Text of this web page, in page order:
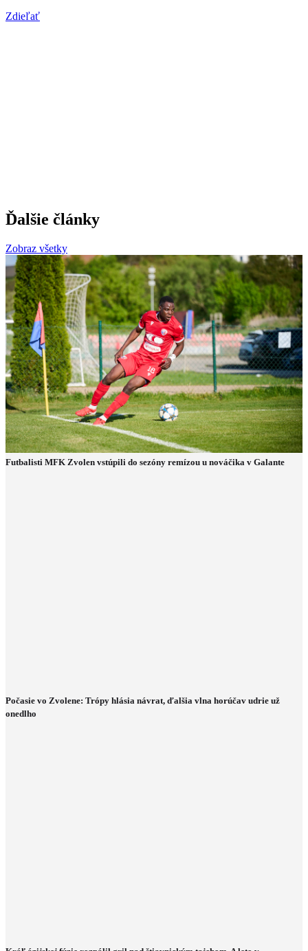
Zdieľať
Ďalšie články
Zobraz všetky
Futbalisti MFK Zvolen vstúpili do sezóny remízou u nováčika v Galante
Počasie vo Zvolene: Trópy hlásia návrat, ďalšia vlna horúčav udrie už
onedlho